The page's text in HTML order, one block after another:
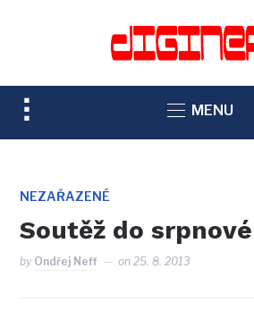
TOGGLE
SIDEBAR
NAVIGATION
MENU
NEZAŘAZENÉ
Soutěž do
by Ondřej Neff on25. 8. 2013